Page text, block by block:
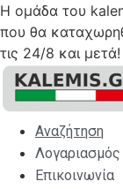
Η ομάδα του
που θα
τις 24/8 και μετά!
Skip
content
Αναζήτηση
Λογαριασμός
Επικοινωνία